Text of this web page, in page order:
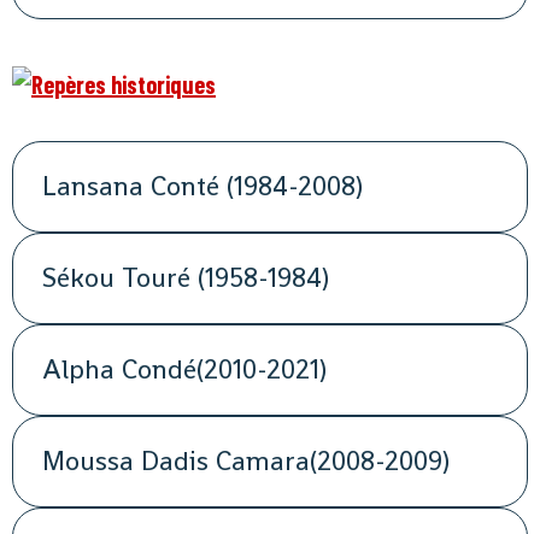
Lansana Conté (1984-2008)
Sékou Touré (1958-1984)
Alpha Condé(2010-2021)
Moussa Dadis Camara(2008-2009)